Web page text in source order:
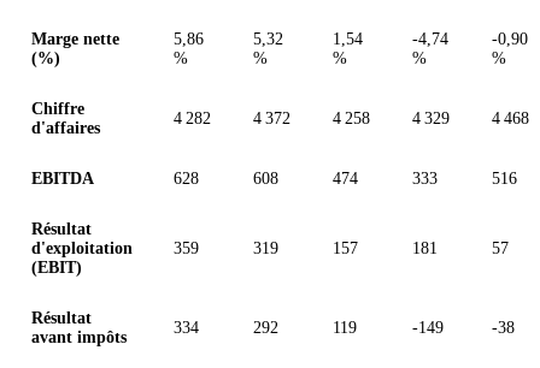
Marge nette
(%)
5,86
%
5,32
%
1,54
%
-4,74
%
-0,90
%
Chiffre
d'affaires
4 282 4 372 4 258 4 329 4 468
EBITDA 628 608 474 333 516
Résultat
d'exploitation
(EBIT)
359 319 157 181 57
Résultat
avant impôts
334 292 119 -149 -38